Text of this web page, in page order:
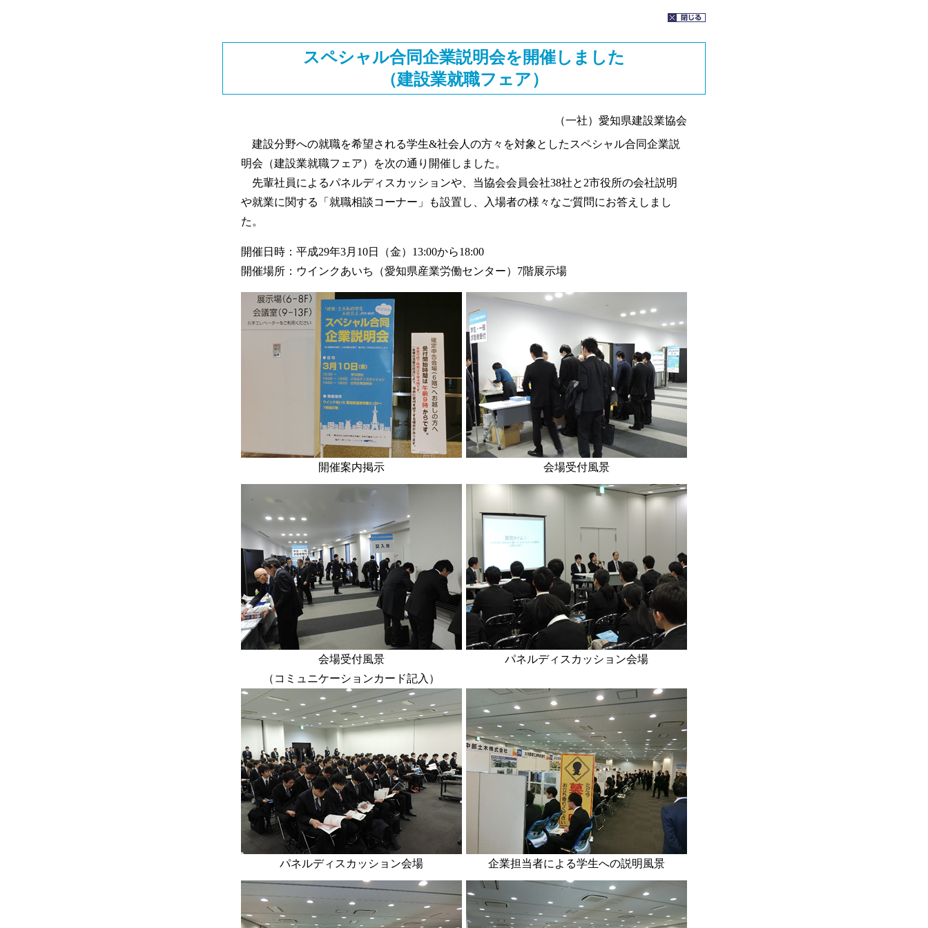
スペシャル合同企業説明会を開催しました
（建設業就職フェア）
（一社）愛知県建設業協会
建設分野への就職を希望される学生&社会人の方々を対象としたスペシャル合同企業説
明会（建設業就職フェア）を次の通り開催しました。
先輩社員によるパネルディスカッションや、当協会会員会社38社と2市役所の会社説明
や就業に関する「就職相談コーナー」も設置し、入場者の様々なご質問にお答えしまし
た。
開催日時：平成29年3月10日（金）13:00から18:00
開催場所：ウインクあいち（愛知県産業労働センター）7階展示場
開催案内掲示 会場受付風景
会場受付風景
（コミュニケーションカード記入）
パネルディスカッション会場
パネルディスカッション会場 企業担当者による学生への説明風景